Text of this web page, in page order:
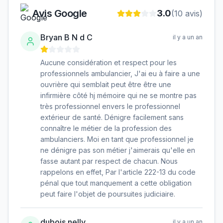
Avis Google 3.0(10 avis)
Bryan B N d C il y a un an
Aucune considération et respect pour les
professionnels ambulancier, J'ai eu à faire a une
ouvrière qui semblait peut être être une
infirmière côté hj mémoire qui ne se montre pas
très professionnel envers le professionnel
extérieur de santé. Dénigre facilement sans
connaître le métier de la profession des
ambulanciers. Moi en tant que professionnel je
ne dénigre pas son métier j'aimerais qu'elle en
fasse autant par respect de chacun. Nous
rappelons en effet, Par l'article 222-13 du code
pénal que tout manquement a cette obligation
peut faire l'objet de poursuites judiciaire.